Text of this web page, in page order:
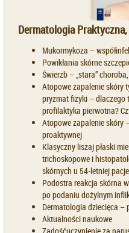
Dermatologia
Mukormykoza –
Powikłania skórne
Świerzb – „stara”
Atopowe zapalenie skóry
pryzmat fizyki – dlaczego
profilaktyka pierwotna?
Atopowe zapalenie skóry
proaktywnej
Klasyczny liszaj płaski
trichoskopowe i
skórnych u 54-letniej
Podostra reakcja skórna
po podaniu dożylnym
Dermatologia dziecięca
Aktualności naukowe
Zadośćuczynienie za